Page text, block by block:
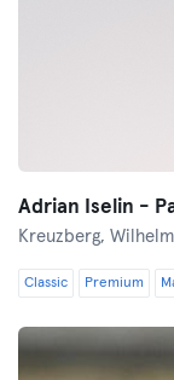
Adrian Iselin -
Kreuzberg,
Classic Premium